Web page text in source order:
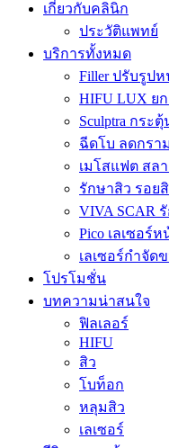
เกี่ยวกับคลินิก
ประวัติแพทย์
บริการทั้งหมด
Filler ปรับรูปห
HIFU LUX ย
Sculptra กระ
ฉีดโบ ลดกรา
เมโสแฟต สล
รักษาสิว รอย
VIVA SCAR
Pico เลเซอร์
เลเซอร์กำจัด
โปรโมชั่น
บทความน่าสนใจ
ฟิลเลอร์
HIFU
สิว
โบท็อก
หลุมสิว
เลเซอร์